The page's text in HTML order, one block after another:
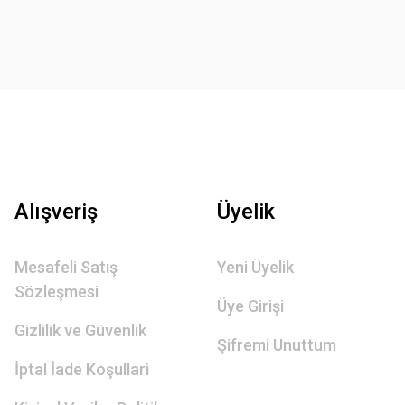
Alışveriş
Mesafeli Satış
Sözleşmesi
Gizlilik ve Güvenlik
İptal İade Koşullari
Üyelik
Yeni Üyelik
Üye Girişi
Şifremi Unuttum